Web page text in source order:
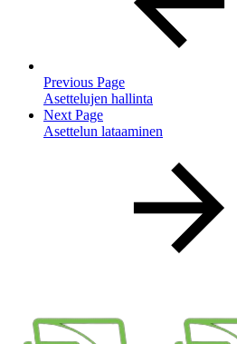
Previous Page
Asettelujen hallinta
Next Page
Asettelun lataaminen